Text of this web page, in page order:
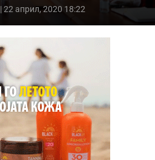
| 22 април, 2020 18:22